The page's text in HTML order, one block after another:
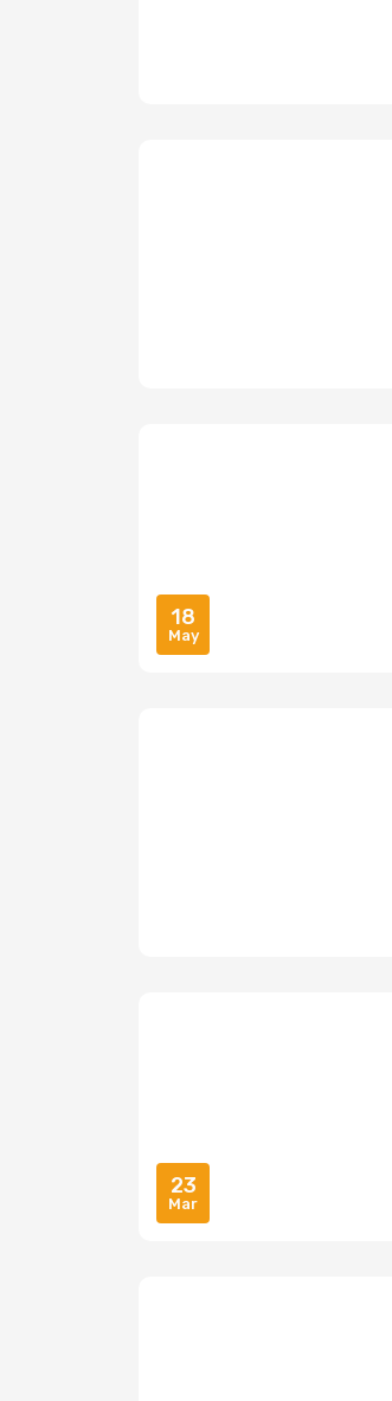
18
May
23
Mar